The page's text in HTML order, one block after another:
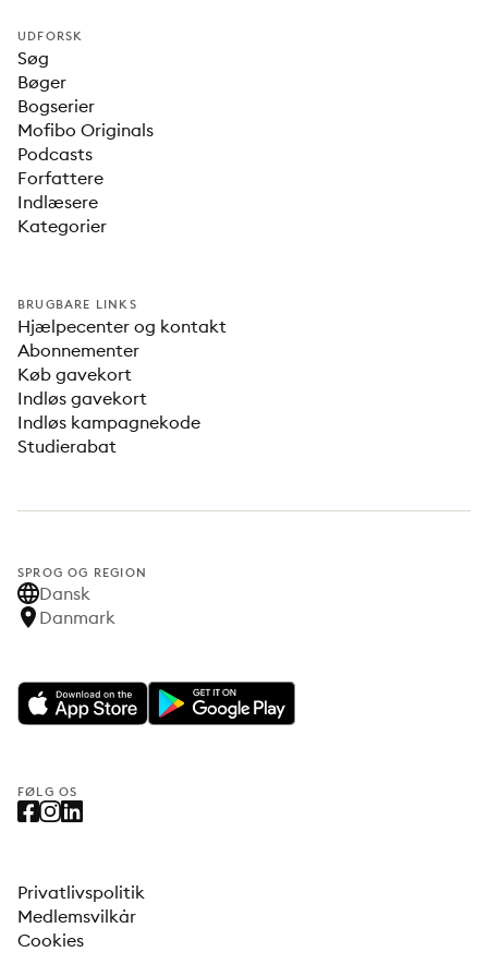
UDFORSK
Søg
Bøger
Bogserier
Mofibo Originals
Podcasts
Forfattere
Indlæsere
Kategorier
BRUGBARE LINKS
Hjælpecenter og kontakt
Abonnementer
Køb gavekort
Indløs gavekort
Indløs kampagnekode
Studierabat
SPROG OG REGION
Dansk
Danmark
FØLG OS
Privatlivspolitik
Medlemsvilkår
Cookies